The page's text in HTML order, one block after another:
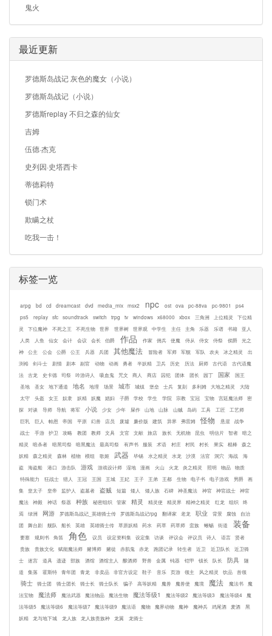
鬼火
最近更新
罗德斯岛战记 灰色的魔女（小说）
罗德斯岛战记（小说）
罗德斯replay 不归之森的仙女
吉姆
伍德·杰克
史列因·史塔西卡
蒂德莉特
锁门术
欺瞒之杖
吃我一击！
标签一览
arpg bd cd dreamcast dvd media_mix msx2 npc ost ova pc-88va pc-9801
ps4
ps5
replay sfc soundtrack switch trpg tv windows x68000 xbox 三角洲 上位精灵
下位精
灵
下位魔神 不死之王 不死生物 世界 世界树 世界观 中学生 主任 主角 乐器 乐谱 书籍
亚人
人类
人鱼 仙女 会计 会议 会长 伯爵 作品 作家 佣兵 使魔 侍从 侍女 侍祭 侯爵
光之
神
公主 公会 公爵 公王 兵器 兵团 其他魔法 冒险者 军师 军舰 军队 农夫 冰之精灵
出
渕裕
剑斗士 剧情 剧本 副官 动物 动画 勇者 半妖精 卫兵 历史 历法 厨师 古代语
古代语魔
法
古龙 史卡德 司祭 吟游诗人 吸血鬼 咒文 商人 商店 囚犯 团体 团长 园丁 国家
国王
圣地
圣女 地下通道 地名 地理 场景 城市 城镇 堡垒 士兵 复刻 多利姆 大地之精灵
大陆
太守
头盔 女王 奴隶 妖精 妖魔 娼妇 子爵 学校 学生 学院 宗教 宝冠 宝物 宫廷魔法师
密
探
对谈 导师 导航 将军 小说 少女 少年 屎作 山地 山脉 山贼 岛屿 工具 工匠
工艺师
巨乳
巨人 帕恩 帝国 平原 幻兽 店员 废墟 廉价版 建筑 异界 弗雷姆 怪物 悬崖
战争
战士
手游 护卫 攻略 教团 教师 文具 文官 文献 旅店 族长 无机物 昆虫 明信片 智者
暗之
精灵
暗杀者 暗黑司祭 暗黑魔法 最高司祭 有声书 服装 术语 村庄 村民 村长 果实 棍棒
森之
妖精
森之精灵 森林 植物 模组 歌姬 武器 毕锡 水之精灵 水龙 沙漠 法官 洞穴 海战
海
盗
海盗船 港口 游击队 游戏 游戏设计师 湿地 漫画 火山 火龙 炎之精灵 照明 物品
物质
特殊能力
狂战士 猎人 王冠 王国 王城 王妃 王子 王弟 王都 生物 电子书 电子游戏 男爵
画
集
皇太子 皇帝 监护人 盗墓者 盗贼 短篇 矮人 矮人族 石碑 神圣魔法 神官 神官战士
神官
魔法
神殿 神话 祭器 种族 秘密组织 管家 精灵 精灵使 精灵界 精神之精灵 红龙 组织
终
焉
绿洲 网游 罗德斯岛战记_英雄骑士传 罗德斯岛战记rpg 翻译家 老龙 职业 背景 腐蚀
自治
团
舞台剧 舰队 船长 英雄 英雄骑士传 草原妖精 药水 药草 药草师 蛮族 蜥蜴 街道 装备
要塞 规则书 角笛 角色 议员 设定资料集 设定集 访谈 评议会 评议员 诗人 语言
贤者
贵族
贵族文化 赋能魔法师 赌博师 赌徒 赤肌鬼 赤龙 跑团记录 转生者 近卫 近卫队长
近卫骑
士
迷宫 道具 遗迹 部族 酒馆 酒馆主人 酿酒师 野兽 金属 钝器 铠甲 镇长 队长 防具
隧
道
集落 霍斯特 青年团 青龙 非卖品 非官方设定 鞋子 音乐 页游 领主 风之精灵 饮品 首领
骑士 骑士团 骑士团长 骑士长 骑士队长 骗子 高等妖精 魔兽 魔兽使 魔境 魔法 魔法书
魔
法宝物
魔法师 魔法武器 魔法物品 魔法生物 魔法等级1 魔法等级2 魔法等级3 魔法等级4
魔
法等级5
魔法等级6 魔法等级7 魔法等级9 魔法语 魔物 魔界动物 魔神 魔神兵 鸡尾酒 麦酒
黑
妖精
龙与地下城 龙人族 龙人族贵族种 龙翼 龙骑士